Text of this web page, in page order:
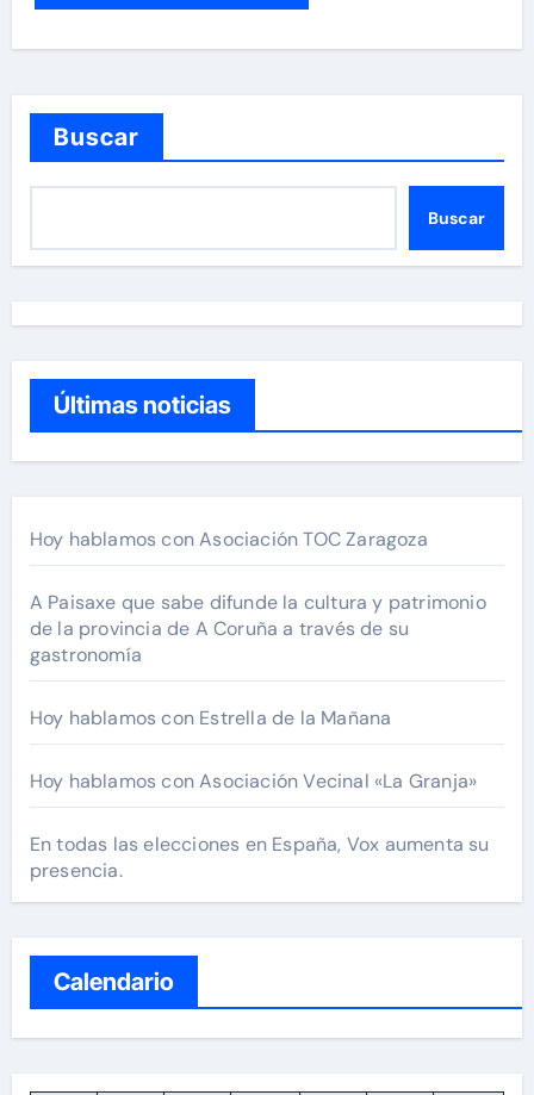
Buscar
Buscar
Últimas noticias
Hoy hablamos con Asociación TOC Zaragoza
A Paisaxe que sabe difunde la cultura y patrimonio
de la provincia de A Coruña a través de su
gastronomía
Hoy hablamos con Estrella de la Mañana
Hoy hablamos con Asociación Vecinal «La Granja»
En todas las elecciones en España, Vox aumenta su
presencia.
Calendario